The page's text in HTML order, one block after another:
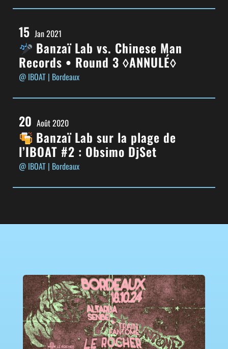
15 Jan 2021
Banzaï Lab vs. Chinese Man
Records • Round 3 ◊ANNULÉ◊
@ IBOAT | Bordeaux
20 Août 2020
Banzaï Lab sur la plage de
l’IBOAT #2 : Obsimo DjSet
@ IBOAT | Bordeaux